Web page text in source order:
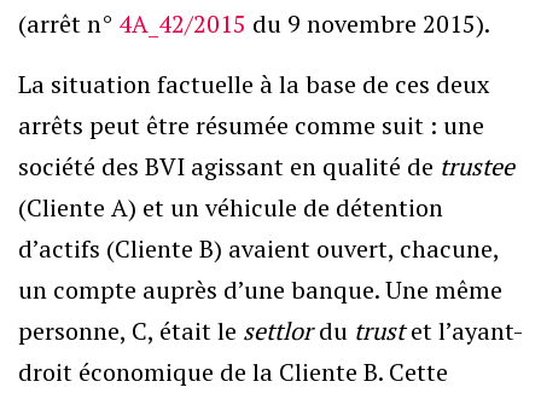
(arrêt n° 4A_42/2015 du 9 novembre 2015).
La situation factuelle à la base de ces deux
arrêts peut être résumée comme suit : une
société des BVI agissant en qualité de trustee
(Cliente A) et un véhicule de détention
d’actifs (Cliente B) avaient ouvert, chacune,
un compte auprès d’une banque. Une même
personne, C, était le settlordu trustet l’ayant-
droit économique de la Cliente B. Cette